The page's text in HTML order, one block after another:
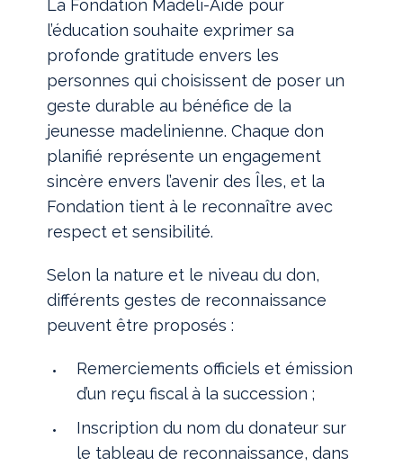
La Fondation Madeli-Aide pour
l’éducation souhaite exprimer sa
profonde gratitude envers les
personnes qui choisissent de poser un
geste durable au bénéfice de la
jeunesse madelinienne. Chaque don
planifié représente un engagement
sincère envers l’avenir des Îles, et la
Fondation tient à le reconnaître avec
respect et sensibilité.
Selon la nature et le niveau du don,
différents gestes de reconnaissance
peuvent être proposés :
Remerciements officiels et émission
d’un reçu fiscal à la succession ;
Inscription du nom du donateur sur
le tableau de reconnaissance, dans